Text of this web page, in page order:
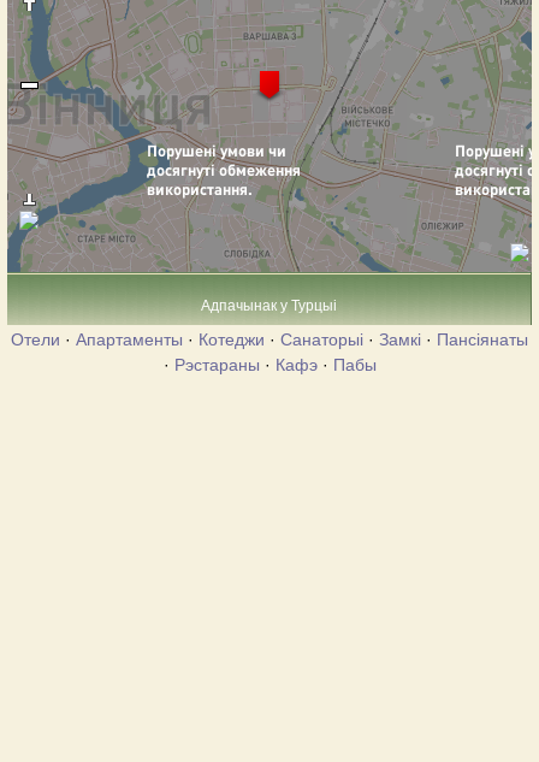
Адпачынак у Турцыі
Отели · Апартаменты · Котеджи · Санаторыі · Замкі · Пансіянаты
· Рэстараны · Кафэ· Пабы